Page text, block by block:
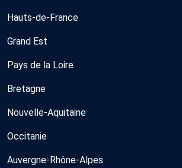
Hauts-de-France
Grand Est
Pays de la Loire
Bretagne
Nouvelle-Aquitaine
Occitanie
Auvergne-Rhône-Alpes